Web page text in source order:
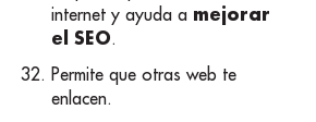
internet y ayuda a mejorar
el SEO.
Permite que otras web te
enlacen.